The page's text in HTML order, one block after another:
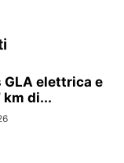
GLA elettrica e
km di...